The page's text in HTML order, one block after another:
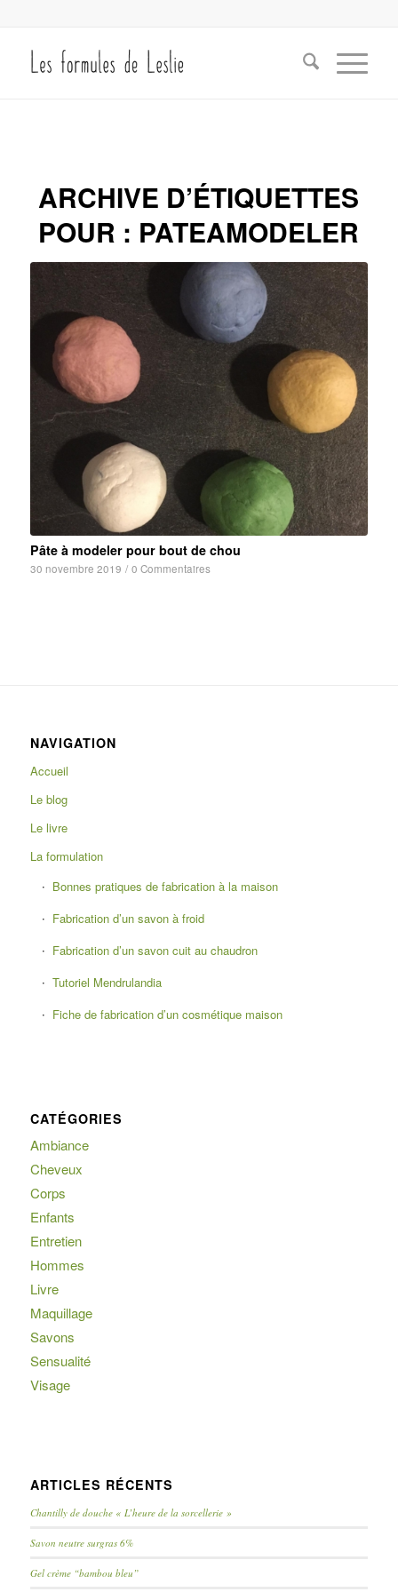
ARCHIVE D’ÉTIQUETTES
POUR : PATEAMODELER
Pâte à modeler pour bout de chou
30 novembre 2019 / 0 Commentaires
NAVIGATION
Accueil
Le blog
Le livre
La formulation
Bonnes pratiques de fabrication à la maison
Fabrication d’un savon à froid
Fabrication d’un savon cuit au chaudron
Tutoriel Mendrulandia
Fiche de fabrication d’un cosmétique maison
CATÉGORIES
Ambiance
Cheveux
Corps
Enfants
Entretien
Hommes
Livre
Maquillage
Savons
Sensualité
Visage
ARTICLES RÉCENTS
Chantilly de douche « L’heure de la sorcellerie »
Savon neutre surgras 6%
Gel crème “bambou bleu”